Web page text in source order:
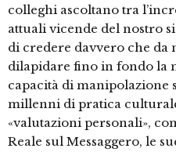
colleghi ascoltano tra
attuali vicende del nostro
di credere davvero che da
dilapidare fino in fondo la
capacità di manipolazione
millenni di pratica
«valutazioni personali»,
Reale sul Messaggero, le